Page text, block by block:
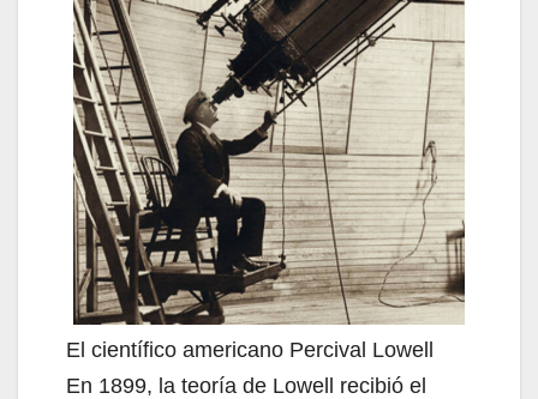
El científico americano Percival Lowell
En 1899, la teoría de Lowell recibió el